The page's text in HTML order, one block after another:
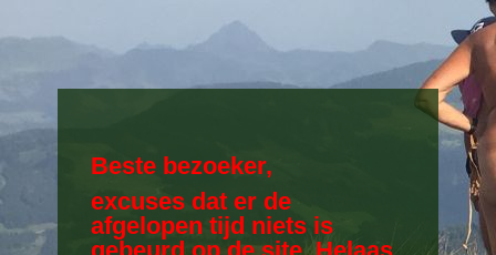
Beste bezoeker,
excuses dat er de
afgelopen tijd niets is